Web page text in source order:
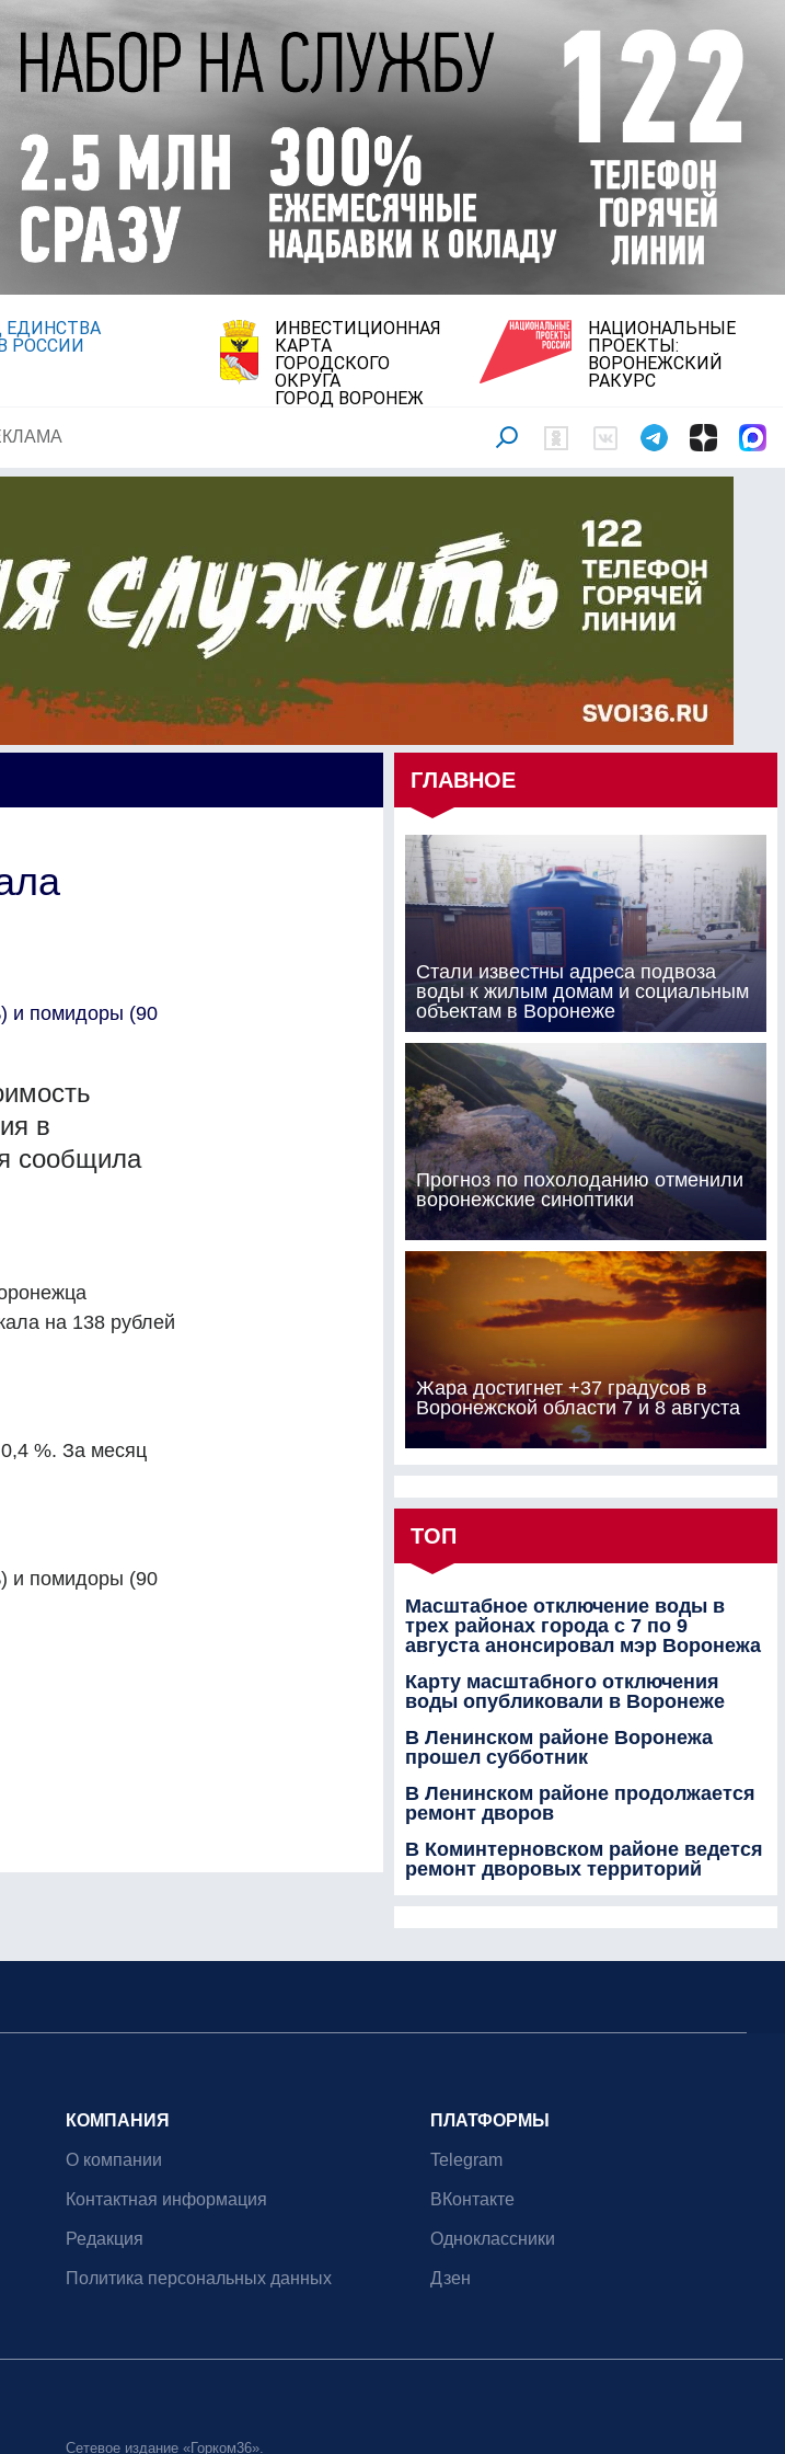
ЕДИНСТВА
РОССИИ
ИНВЕСТИЦИОННАЯ
КАРТА
ГОРОДСКОГО
ОКРУГА
ГОРОД ВОРОНЕЖ
НАЦИОНАЛЬНЫЕ
ПРОЕКТЫ:
ВОРОНЕЖСКИЙ
РАКУРС
и помидоры (90
в
сообщила
на 138 рублей
%. За месяц
и помидоры (90
ГЛАВНОЕ
Стали известны адреса подвоза
воды к жилым домам и социальным
объектам в Воронеже
Прогноз по похолоданию отменили
воронежские синоптики
Жара достигнет +37 градусов в
Воронежской области 7 и 8 августа
ТОП
Масштабное отключение воды в
трех районах города с 7 по 9
августа анонсировал мэр Воронежа
Карту масштабного отключения
воды опубликовали в Воронеже
В Ленинском районе Воронежа
прошел субботник
В Ленинском районе продолжается
ремонт дворов
В Коминтерновском районе ведется
ремонт дворовых территорий
КОМПАНИЯ
О компании
Контактная информация
Редакция
Политика персональных данных
ПЛАТФОРМЫ
Telegram
ВКонтакте
Одноклассники
Дзен
Сетевое издание «Горком36».